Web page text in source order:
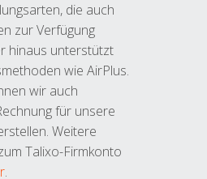
die auch
zur Verfügung
hinaus unterstützt
wie AirPlus.
wir auch
für unsere
Weitere
Talixo-Firmkonto
.